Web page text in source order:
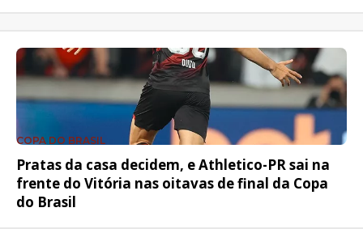
COPA DO BRASIL
Pratas da casa decidem, e Athletico-PR sai na
frente do Vitória nas oitavas de final da Copa
do Brasil